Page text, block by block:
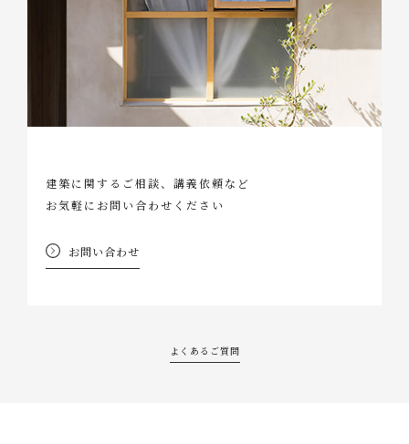
建築に関するご相談、講義依頼など
お気軽にお問い合わせください
お問い合わせ
よくあるご質問